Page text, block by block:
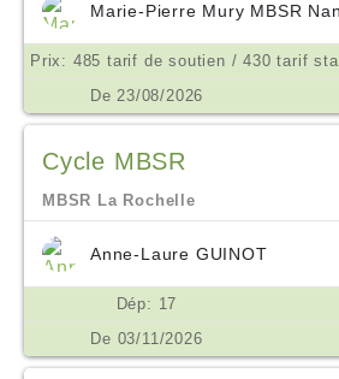
Marie-Pierre Mury MBSR
De 23/08/2026
Cycle MBSR
MBSR La Rochelle
Anne-Laure GUINOT
Dép: 17
De 03/11/2026